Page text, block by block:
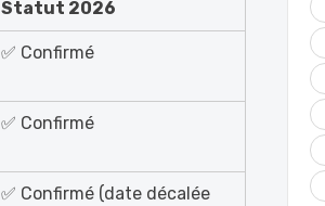
Statut 2026
✅ Confirmé
✅ Confirmé
✅ Confirmé (date décalée